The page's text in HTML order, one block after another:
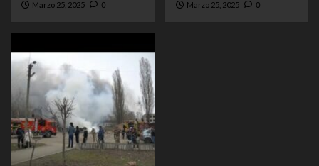
Marzo 25, 2025 0 Marzo 25, 2025 0